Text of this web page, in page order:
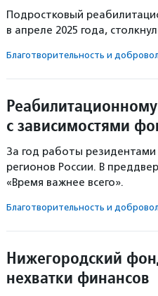
Подростковый
в апреле 2025 года,
Благотвори­тель­ность и
с зависимостями
За год работы
регионов России. В
«Время важнее всего».
Благотвори­тель­ность и
Нижегородский
нехватки финансов